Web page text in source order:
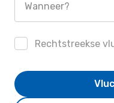
Wanneer?
Rechtstreekse